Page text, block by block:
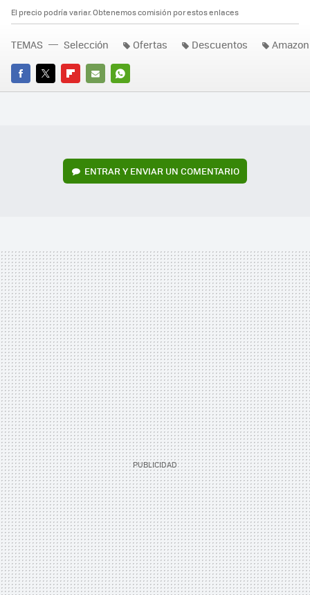
El precio podría variar. Obtenemos comisión por estos enlaces
FACEBOOK
TWITTERFLIPBOARD
E-
WHATSAPP
TEMAS Selección Ofertas Descuentos
ENTRAR Y ENVIAR UN COMENTARIO